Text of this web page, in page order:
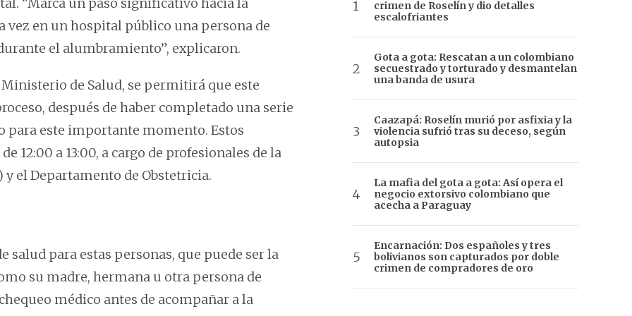
“Marca un paso significativo hacia la
en un hospital público una persona de
el alumbramiento”, explicaron.
de Salud, se permitirá que este
después de haber completado una serie
para este importante momento. Estos
12:00 a 13:00, a cargo de profesionales de la
y el Departamento de Obstetricia.
salud para estas personas, que puede ser la
su madre, hermana u otra persona de
médico antes de acompañar a la
crimen de Roselín y dio detalles
escalofriantes
Gota a gota: Rescatan a un colombiano
secuestrado y torturado y desmantelan
una banda de usura
Caazapá: Roselín murió por asfixia y la
violencia sufrió tras su deceso, según
autopsia
La mafia del gota a gota: Así opera el
negocio extorsivo colombiano que
acecha a Paraguay
Encarnación: Dos españoles y tres
bolivianos son capturados por doble
crimen de compradores de oro